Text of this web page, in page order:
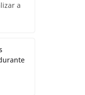
a